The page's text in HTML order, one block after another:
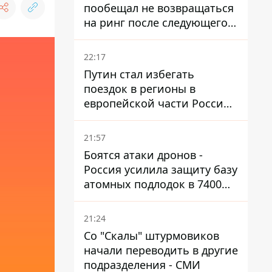
пообещал не возвращаться
на ринг после следующего
боя
22:17
Путин стал избегать
поездок в регионы в
европейской части России,
куда регулярно долетают
дроны
21:57
Боятся атаки дронов -
Россия усилила защиту базу
атомных подлодок в 7400
км от Украины
21:24
Со "Скалы" штурмовиков
начали переводить в другие
подразделения - СМИ